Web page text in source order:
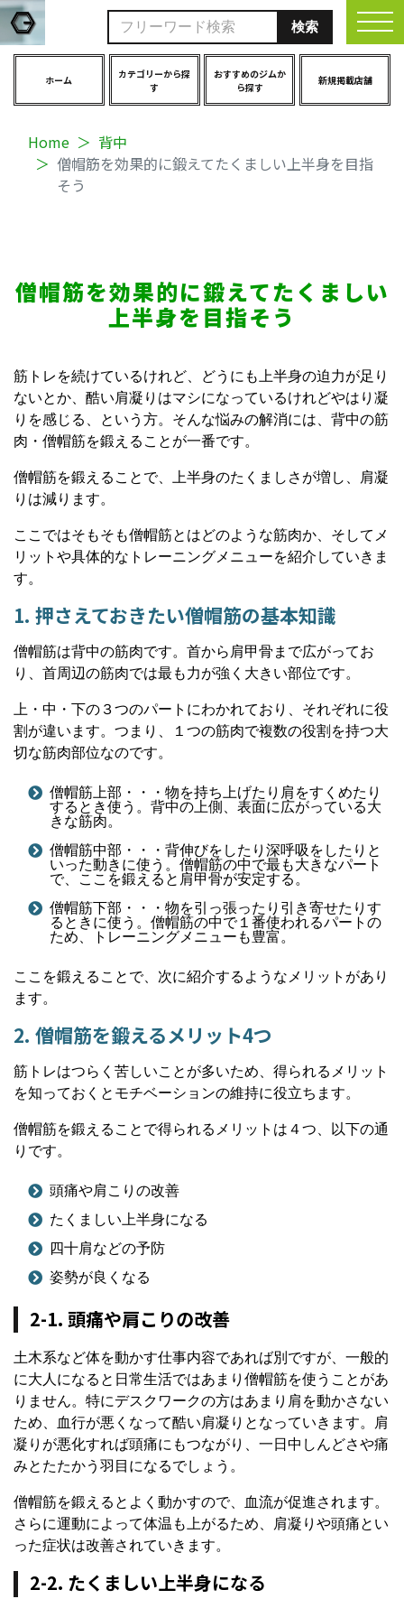
ホーム
カテゴリーから探
す
おすすめのジムか
ら探す
新規掲載店舗
Home
背中
僧帽筋を効果的に鍛えてたくましい上半身を目指
そう
僧帽筋を効果的に鍛えてたくましい
上半身を目指そう
筋トレを続けているけれど、どうにも上半身の迫力が足り
ないとか、酷い肩凝りはマシになっているけれどやはり凝
りを感じる、という方。そんな悩みの解消には、背中の筋
肉・僧帽筋を鍛えることが一番です。
僧帽筋を鍛えることで、上半身のたくましさが増し、肩凝
りは減ります。
ここではそもそも僧帽筋とはどのような筋肉か、そしてメ
リットや具体的なトレーニングメニューを紹介していきま
す。
1. 押さえておきたい僧帽筋の基本知識
僧帽筋は背中の筋肉です。首から肩甲骨まで広がってお
り、首周辺の筋肉では最も力が強く大きい部位です。
上・中・下の３つのパートにわかれており、それぞれに役
割が違います。つまり、１つの筋肉で複数の役割を持つ大
切な筋肉部位なのです。
僧帽筋上部・・・物を持ち上げたり肩をすくめたり
するとき使う。背中の上側、表面に広がっている大
きな筋肉。
僧帽筋中部・・・背伸びをしたり深呼吸をしたりと
いった動きに使う。僧帽筋の中で最も大きなパート
で、ここを鍛えると肩甲骨が安定する。
僧帽筋下部・・・物を引っ張ったり引き寄せたりす
るときに使う。僧帽筋の中で１番使われるパートの
ため、トレーニングメニューも豊富。
ここを鍛えることで、次に紹介するようなメリットがあり
ます。
2. 僧帽筋を鍛えるメリット4つ
筋トレはつらく苦しいことが多いため、得られるメリット
を知っておくとモチベーションの維持に役立ちます。
僧帽筋を鍛えることで得られるメリットは４つ、以下の通
りです。
頭痛や肩こりの改善
たくましい上半身になる
四十肩などの予防
姿勢が良くなる
2-1. 頭痛や肩こりの改善
土木系など体を動かす仕事内容であれば別ですが、一般的
に大人になると日常生活ではあまり僧帽筋を使うことがあ
りません。特にデスクワークの方はあまり肩を動かさない
ため、血行が悪くなって酷い肩凝りとなっていきます。肩
凝りが悪化すれば頭痛にもつながり、一日中しんどさや痛
みとたたかう羽目になるでしょう。
僧帽筋を鍛えるとよく動かすので、血流が促進されます。
さらに運動によって体温も上がるため、肩凝りや頭痛とい
った症状は改善されていきます。
2-2. たくましい上半身になる